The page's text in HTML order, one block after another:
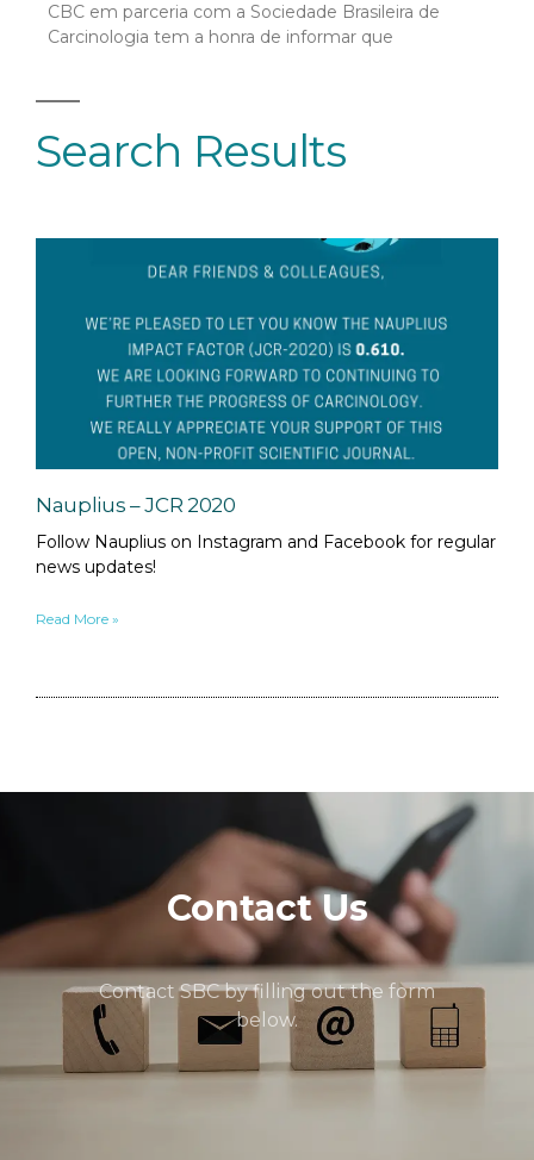
Search Results
Nauplius – JCR 2020
Follow Nauplius on Instagram and Facebook for regular
news updates!
Read More »
CBC em parceria com a Sociedade Brasileira de
Carcinologia tem a honra de informar que
Contact Us
Contact SBC by filling out the form
below.